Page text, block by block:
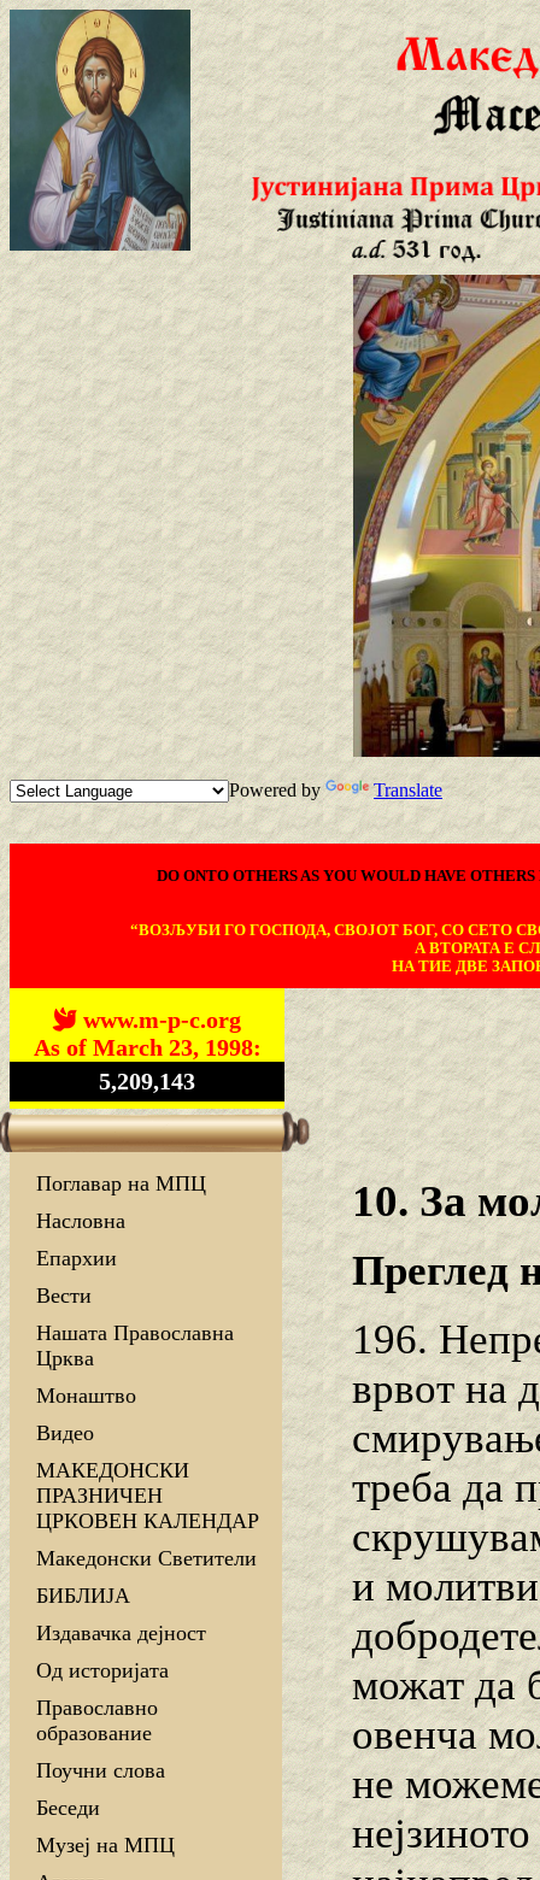
Powered by Translate
DO ONTO OTHERS AS YOU WOULD HAVE
“ВОЗЉУБИ ГО ГОСПОДА, СВОЈОТ БОГ, СО СЕТО
А ВТОРАТА Е
НА ТИЕ ДВЕ
www.m-p-c.org
As of March 23, 1998:
5,209,143
Поглавар на МПЦ
Насловна
Епархии
Вести
Нашата Православна
Црква
Монаштво
Видео
МАКЕДОНСКИ
ПРАЗНИЧЕН
ЦРКОВЕН КАЛЕНДАР
Македонски Светители
БИБЛИЈА
Издавачка дејност
Од историјата
Православно
образование
Поучни слова
Беседи
Музеј на МПЦ
10. За
Преглед
196.
врвот на
треба да
и
можат да
овенча
не